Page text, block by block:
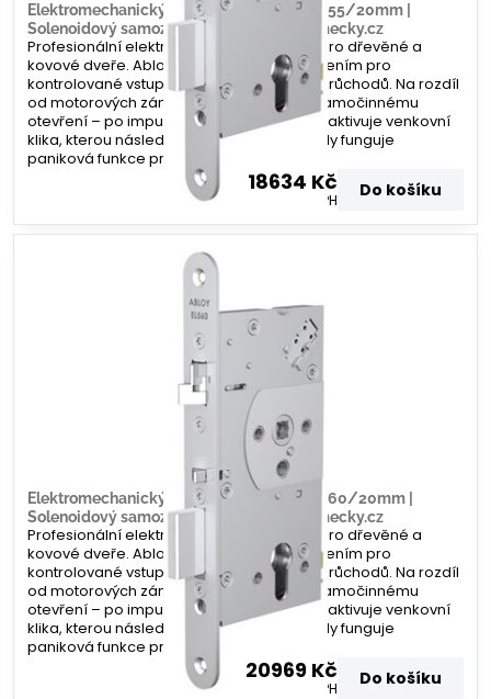
Elektromechanický zámek Abloy EL560 – 55/20mm |
Solenoidový samozamykací systém | Zamecky.cz
Profesionální elektromechanický zámek pro dřevěné a
kovové dveře. Abloy EL560 je ideálním řešením pro
kontrolované vstupy s vysokou frekvencí průchodů. Na rozdíl
od motorových zámků zde nedochází k samočinnému
otevření – po impulzu ze čtečky se pouze aktivuje venkovní
klika, kterou následně otevřete. Zevnitř vždy funguje
paniková funkce pro rychlý únik.
18634 Kč
bez DPH Do košíku
Elektromechanický zámek Abloy EL560 – 60/20mm |
Solenoidový samozamykací systém | Zamecky.cz
Profesionální elektromechanický zámek pro dřevěné a
kovové dveře. Abloy EL560 je ideálním řešením pro
kontrolované vstupy s vysokou frekvencí průchodů. Na rozdíl
od motorových zámků zde nedochází k samočinnému
otevření – po impulzu ze čtečky se pouze aktivuje venkovní
klika, kterou následně otevřete. Zevnitř vždy funguje
paniková funkce pro rychlý únik.
20969 Kč
bez DPH Do košíku